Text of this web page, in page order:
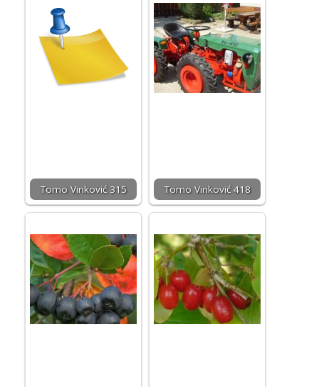
Tomo Vinković 315 Tomo Vinković 418